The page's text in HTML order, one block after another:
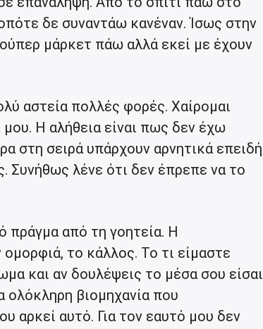
δε συναντάω κανέναν. Ίσως στην
μάρκετ πάω αλλά εκεί με έχουν
αστεία πολλές φορές. Χαίρομαι
μου. Η αλήθεια είναι πως δεν έχω
στη σειρά υπάρχουν αρνητικά επειδή
Συνήθως λένε ότι δεν έπρεπε να το
πράγμα από τη γοητεία. Η
το κάλλος. Το τι είμαστε
και αν δουλέψεις το μέσα σου είσαι
ολόκληρη βιομηχανία που
αρκεί αυτό. Για τον εαυτό μου δεν